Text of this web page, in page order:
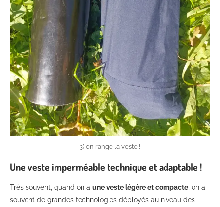
3) on range la veste !
Une veste imperméable technique et adaptable !
Très souvent, quand on a une veste légère et compacte , on a
souvent de grandes technologies déployés au niveau des